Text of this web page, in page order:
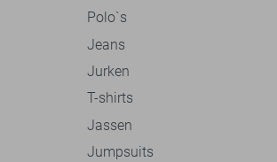
Polo`s
Jeans
Jurken
T-shirts
Jassen
Jumpsuits